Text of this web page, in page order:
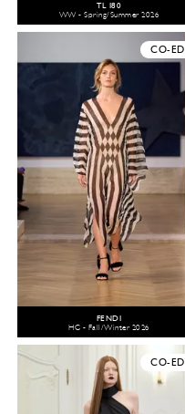
TL 180
WW - Spring/Summer 2026
CO-ED
FENDI
HC - Fall/Winter 2026
CO-ED